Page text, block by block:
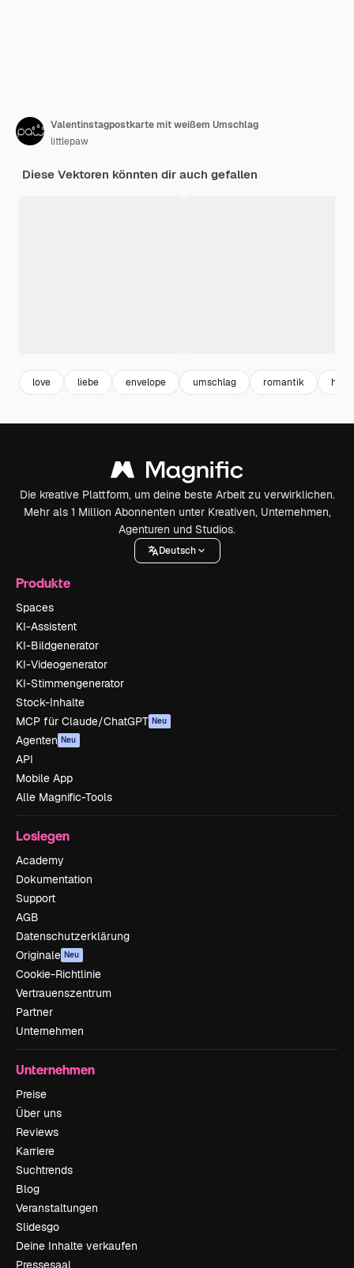
Valentinstagpostkarte mit weißem Umschlag
littlepaw
Diese Vektoren könnten dir auch gefallen
love liebe envelope umschlag romantik herz
Die kreative Plattform, um deine beste Arbeit zu verwirklichen.
Mehr als 1 Million Abonnenten unter Kreativen, Unternehmen,
Agenturen und Studios.
Deutsch
Produkte
Spaces
KI-Assistent
KI-Bildgenerator
KI-Videogenerator
KI-Stimmengenerator
Stock-Inhalte
MCP für Claude/ChatGPT Neu
Agenten Neu
API
Mobile App
Alle Magnific-Tools
Loslegen
Academy
Dokumentation
Support
AGB
Datenschutzerklärung
Originale Neu
Cookie-Richtlinie
Vertrauenszentrum
Partner
Unternehmen
Unternehmen
Preise
Über uns
Reviews
Karriere
Suchtrends
Blog
Veranstaltungen
Slidesgo
Deine Inhalte verkaufen
Pressesaal